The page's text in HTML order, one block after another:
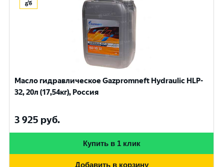
Масло гидравлическое Gazpromneft Hydraulic HLP-
32, 20л (17,54кг), Россия
3 925 руб.
Купить в 1 клик
Добавить в корзину